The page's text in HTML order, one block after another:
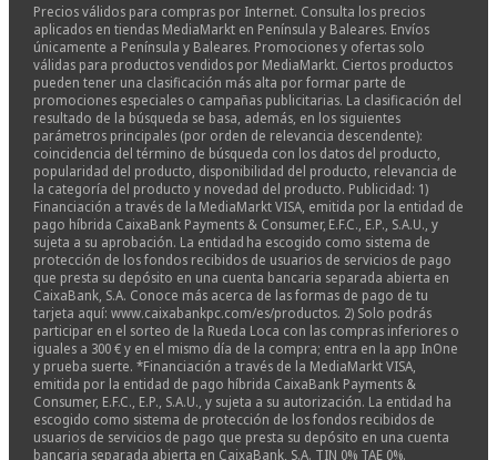
Precios válidos para compras por Internet. Consulta los precios
aplicados en tiendas MediaMarkt en Península y Baleares. Envíos
únicamente a Península y Baleares. Promociones y ofertas solo
válidas para productos vendidos por MediaMarkt. Ciertos productos
pueden tener una clasificación más alta por formar parte de
promociones especiales o campañas publicitarias. La clasificación del
resultado de la búsqueda se basa, además, en los siguientes
parámetros principales (por orden de relevancia descendente):
coincidencia del término de búsqueda con los datos del producto,
popularidad del producto, disponibilidad del producto, relevancia de
la categoría del producto y novedad del producto. Publicidad: 1)
Financiación a través de la MediaMarkt VISA, emitida por la entidad de
pago híbrida CaixaBank Payments & Consumer, E.F.C., E.P., S.A.U., y
sujeta a su aprobación. La entidad ha escogido como sistema de
protección de los fondos recibidos de usuarios de servicios de pago
que presta su depósito en una cuenta bancaria separada abierta en
CaixaBank, S.A. Conoce más acerca de las formas de pago de tu
tarjeta aquí: www.caixabankpc.com/es/productos. 2) Solo podrás
participar en el sorteo de la Rueda Loca con las compras inferiores o
iguales a 300 € y en el mismo día de la compra; entra en la app InOne
y prueba suerte. *Financiación a través de la MediaMarkt VISA,
emitida por la entidad de pago híbrida CaixaBank Payments &
Consumer, E.F.C., E.P., S.A.U., y sujeta a su autorización. La entidad ha
escogido como sistema de protección de los fondos recibidos de
usuarios de servicios de pago que presta su depósito en una cuenta
bancaria separada abierta en CaixaBank, S.A. TIN 0% TAE 0%.